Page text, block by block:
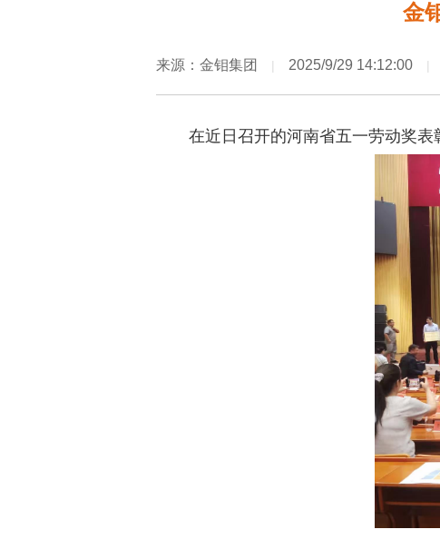
金
来源：金钼集团 | 2025/9/29 14:12:00 |
在近日召开的河南省五一劳动奖表